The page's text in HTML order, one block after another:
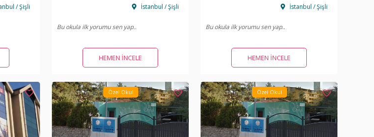
/ Şişli İstanbul / Şişli
Bu okula ilk yorumu sen yap..
HEMEN İNCELE
İstanbul / Şişli
Bu okula ilk yorumu sen yap..
HEMEN İNCELE
Özel Okul Özel Okul